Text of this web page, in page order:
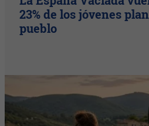
23% de los jóvenes
pueblo